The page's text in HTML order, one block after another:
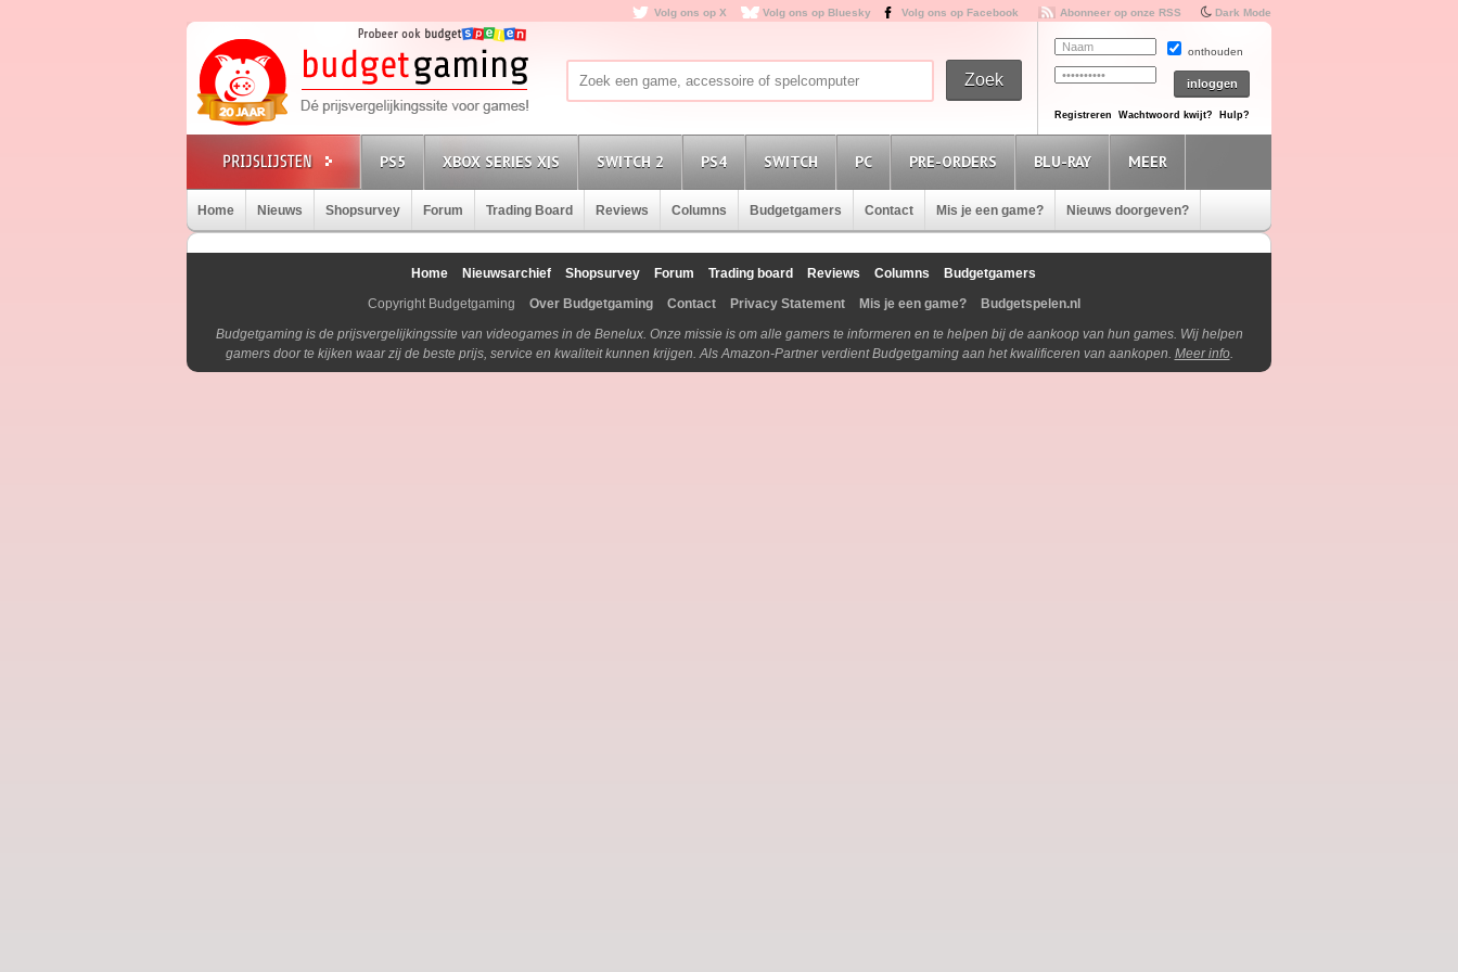
Volg ons op X Volg ons op Bluesky Volg ons op Facebook Abonneer op onze RSS Dark Mode
onthouden
Registreren Wachtwoord kwijt? Hulp?
PS5 XBOX SERIES X|S SWITCH 2 PS4 SWITCH PC PRE-ORDERS BLU-RAY MEER
Home Nieuws Shopsurvey Forum Trading Board Reviews Columns Budgetgamers Contact Mis je een game? Nieuws doorgeven?
Home Nieuwsarchief Shopsurvey Forum Trading board Reviews Columns
Budgetgamers
Copyright Budgetgaming
Over Budgetgaming Contact Privacy Statement Mis je een game?
Budgetspelen.nl
Budgetgaming is de prijsvergelijkingssite van videogames in de Benelux. Onze missie is om alle gamers te informeren en te helpen bij de aankoop van hun games. Wij helpen
gamers door te kijken waar zij de beste prijs, service en kwaliteit kunnen krijgen. Als Amazon-Partner verdient Budgetgaming aan het kwalificeren van aankopen. Meer info.